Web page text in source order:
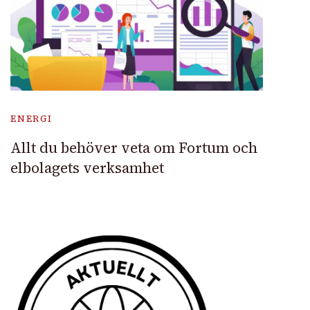
ENERGI
Allt du behöver veta om Fortum och
elbolagets verksamhet